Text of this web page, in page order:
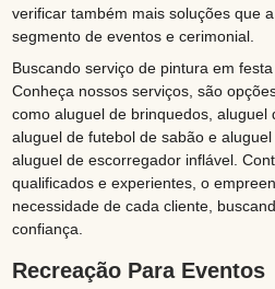
verificar também mais soluções que
segmento de eventos e cerimonial.
Buscando serviço de pintura em
Conheça nossos serviços, são
como aluguel de brinquedos, aluguel
aluguel de futebol de sabão e
aluguel de escorregador inflável.
qualificados e experientes, o
necessidade de cada cliente,
confiança.
Recreação Para Eventos